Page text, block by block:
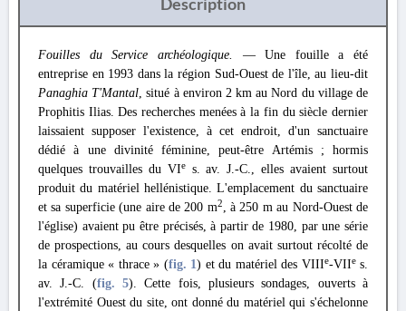
Fouilles du Service archéologique. — Une fouille a été
entreprise en 1993 dans la région Sud-Ouest de l'île, au lieu-dit
Panaghia T'Mantal, situé à environ 2 km au Nord du village de
Prophitis Ilias. Des recherches menées à la fin du siècle dernier
laissaient supposer l'existence, à cet endroit, d'un sanctuaire
dédié à une divinité féminine, peut-être Artémis ; hormis
quelques trouvailles du VIes. av. J.-C., elles avaient surtout
produit du matériel hellénistique. L'emplacement du sanctuaire
et sa superficie (une aire de 200 m2, à 250 m au Nord-Ouest de
l'église) avaient pu être précisés, à partir de 1980, par une série
de prospections, au cours desquelles on avait surtout récolté de
la céramique « thrace » (fig. 1) et du matériel des VIIIe-VIIes.
av. J.-C. (fig. 5). Cette fois, plusieurs sondages, ouverts à
l'extrémité Ouest du site, ont donné du matériel qui s'échelonne